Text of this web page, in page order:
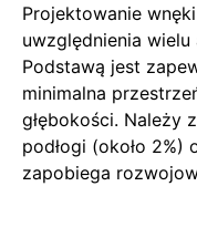
Projektowanie
uwzględnienia
Podstawą jest
minimalna
głębokości. Należy
podłogi (około
zapobiega